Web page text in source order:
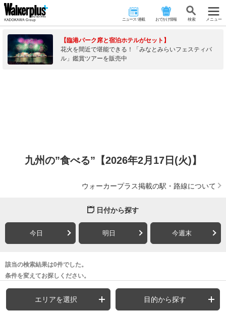
ニュース･連載 おでかけ情報 検 索 メニュー
【臨港パーク席と宿泊ホテルがセット】
花火を間近で堪能できる！「みなとみらいフェスティバ
ル」鑑賞ツアーを販売中
九州の”食べる”【2026年2月17日(火)】
ウォーカープラス掲載の駅・路線について
日付から探す
今日 明日 今週末
該当の検索結果は0件でした。
条件を変えてお探しください。
エリアを選択 目的から探す